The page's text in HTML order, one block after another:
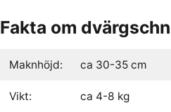
Fakta om
Maknhöjd: ca 30-35 cm
Vikt: ca 4-8 kg